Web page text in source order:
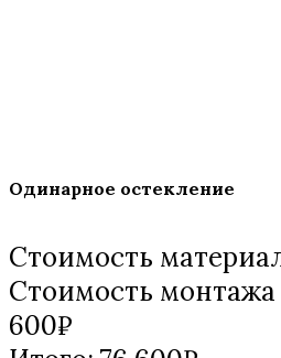
Одинарное остекление
Стоимость
Стоимость монтажа
600₽